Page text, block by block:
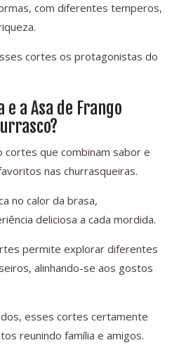
com diferentes temperos,
cortes os protagonistas do
e a Asa de Frango
cortes que combinam sabor e
nas churrasqueiras.
no calor da brasa,
deliciosa a cada mordida.
permite explorar diferentes
alinhando-se aos gostos
esses cortes certamente
reunindo família e amigos.